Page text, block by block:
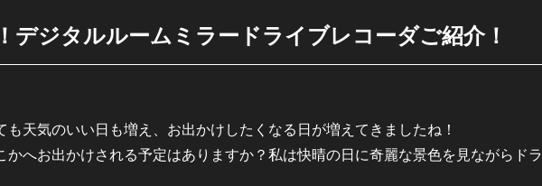
デジタルルームミラードライブレコーダご紹介！
も天気のいい日も増え、お出かけしたくなる日が増えてきましたね！
かへお出かけされる予定はありますか？私は快晴の日に奇麗な景色を見ながらド